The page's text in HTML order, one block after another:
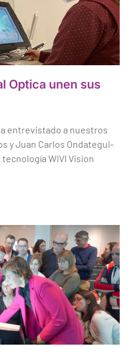
Optica unen sus
entrevistado a nuestros
y Juan Carlos Ondategui-
WIVI Vision